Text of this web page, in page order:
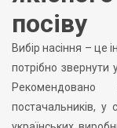
посіву
Вибір насіння – це
потрібно звернути
постачальників, у